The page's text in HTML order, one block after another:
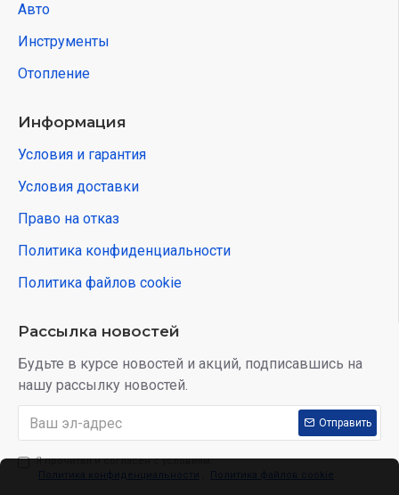
Авто
Инструменты
Отопление
Информация
Условия и гарантия
Условия доставки
Право на отказ
Политика конфиденциальности
Политика файлов cookie
Рассылка новостей
Будьте в курсе новостей и акций, подписавшись на
нашу рассылку новостей.
Отправить
Я прочитал и согласен с условиям:
Политика конфиденциальности
Политика файлов cookie